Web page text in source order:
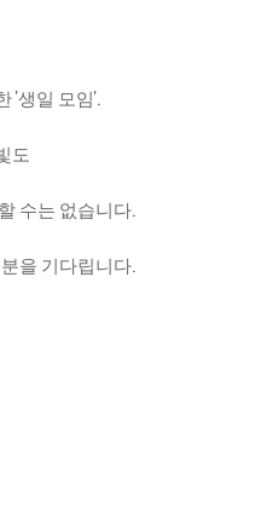
'생일 모임'.
도
수는 없습니다.
을 기다립니다.